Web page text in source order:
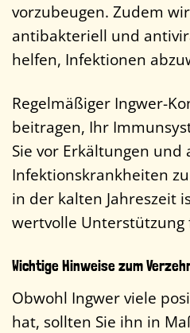
vorzubeugen. Zudem
antibakteriell und
helfen, Infektionen
Regelmäßiger Ingwer-
beitragen, Ihr
Sie vor Erkältungen und
Infektionskrankheiten
in der kalten Jahreszeit
wertvolle
Wichtige Hinweise zum
Obwohl Ingwer viele
hat, sollten Sie ihn in